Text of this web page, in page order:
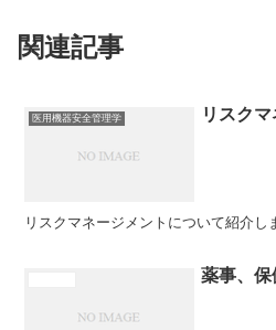
関連記事
医用機器安全管理学 リスク
リスクマネージメントについて紹介し
薬事、保